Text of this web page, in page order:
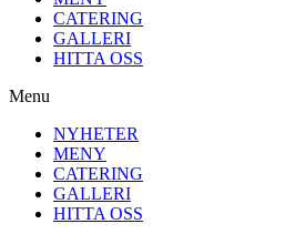
CATERING
GALLERI
HITTA OSS
Menu
NYHETER
MENY
CATERING
GALLERI
HITTA OSS